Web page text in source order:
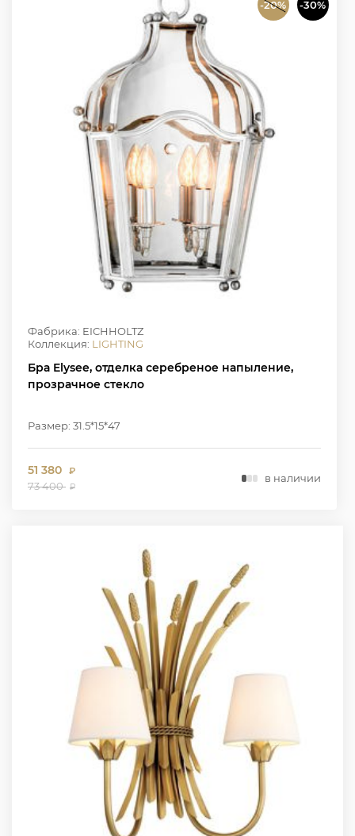
-20% -30%
Фабрика: EICHHOLTZ
Коллекция: LIGHTING
Бра Elysee, отделка серебреное напыление,
прозрачное стекло
Размер: 31.5*15*47
51 380 ₽
73 400 ₽
в наличии